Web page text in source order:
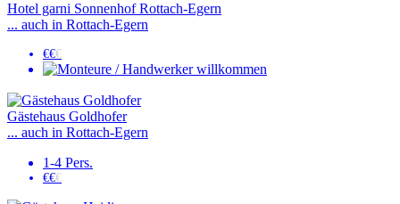
Hotel garni Sonnenhof Rottach-Egern
... auch in Rottach-Egern
€€€
Gästehaus Goldhofer
... auch in Rottach-Egern
1-4 Pers.
€€€